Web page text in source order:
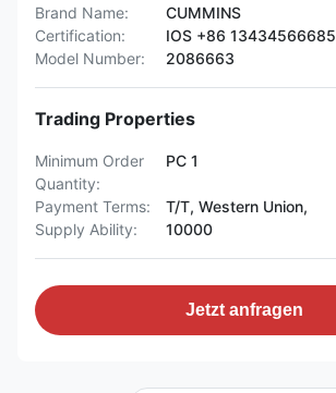
Brand Name:
CUMMINS
Certification:
IOS +86 13434566685
Model Number:
2086663
Trading Properties
Minimum Order
Quantity:
PC 1
Payment Terms:
T/T, Western Union,
Supply Ability:
10000
Jetzt anfragen